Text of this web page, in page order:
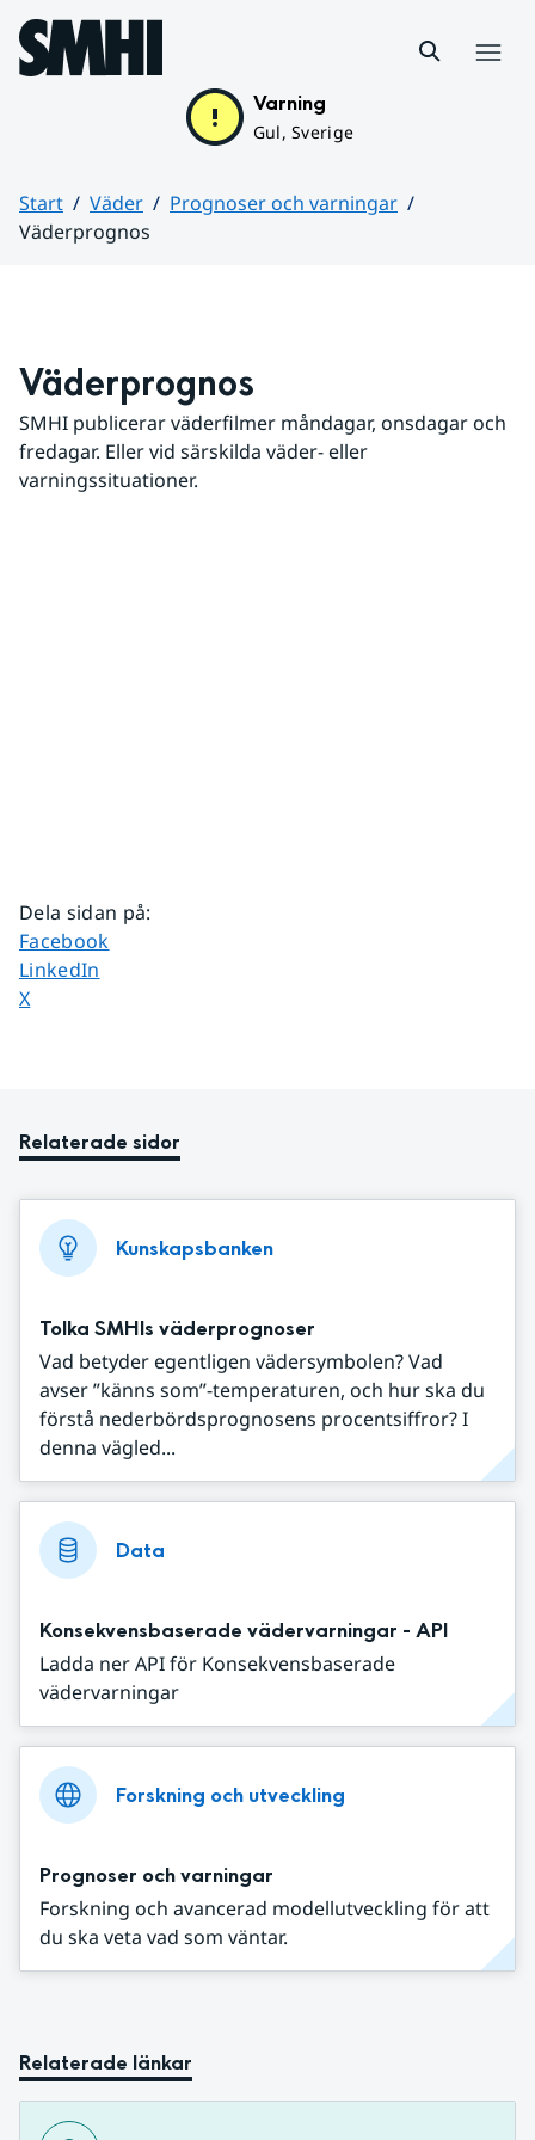
Hoppa till sidans innehåll
Varning
Gul, Sverige
Start Väder
Prognoser och varningar
Väderprognos
Väderprognos
SMHI publicerar väderfilmer måndagar, onsdagar och
fredagar. Eller vid särskilda väder- eller
varningssituationer.
Dela sidan på:
Dela sidan på
Facebook
Dela sidan på
LinkedIn
Dela sidan på
X
Relaterade sidor
Kunskapsbanken
Tolka SMHIs väderprognoser
Vad betyder egentligen vädersymbolen? Vad
avser ”känns som”-temperaturen, och hur ska du
förstå nederbördsprognosens procentsiffror? I
denna vägled...
Data
Konsekvensbaserade vädervarningar - API
Ladda ner API för Konsekvensbaserade
vädervarningar
Forskning och utveckling
Prognoser och varningar
Forskning och avancerad modellutveckling för att
du ska veta vad som väntar.
Relaterade länkar